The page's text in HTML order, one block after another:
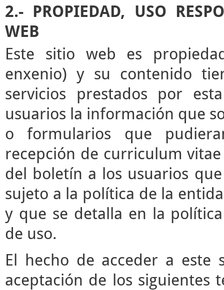
2.- PROPIEDAD, USO
WEB
Este sitio web es
enxenio) y su contenido
servicios prestados por
usuarios la información que
o formularios que
recepción de curriculum
del boletín a los usuarios
sujeto a la política de la
y que se detalla en la
de uso.
El hecho de acceder a
aceptación de los siguientes